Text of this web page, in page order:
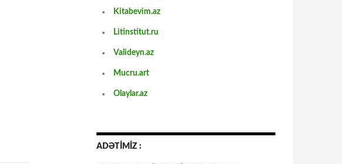
Kitabevim.az
Litinstitut.ru
Valideyn.az
Mucru.art
Olaylar.az
ADƏTİMİZ :